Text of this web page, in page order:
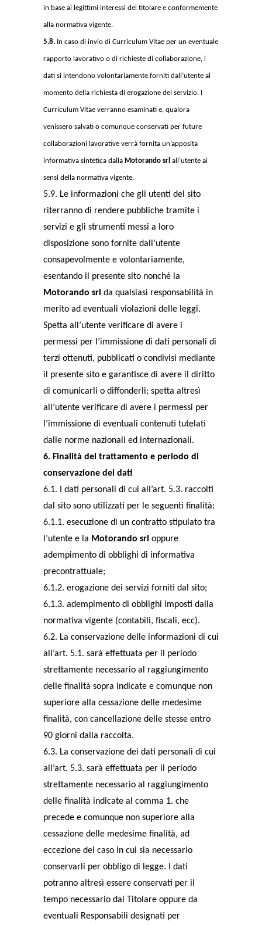
in base ai legittimi interessi del titolare e conformemente
alla normativa vigente.
5.8. In caso di invio di Curriculum Vitae per un eventuale
rapporto lavorativo o di richieste di collaborazione, i
dati si intendono volontariamente forniti dall’utente al
momento della richiesta di erogazione del servizio. I
Curriculum Vitae verranno esaminati e, qualora
venissero salvati o comunque conservati per future
collaborazioni lavorative verrà fornita un’apposita
informativa sintetica dalla Motorando srl all’utente ai
sensi della normativa vigente.
5.9. Le informazioni che gli utenti del sito
riterranno di rendere pubbliche tramite i
servizi e gli strumenti messi a loro
disposizione sono fornite dall’utente
consapevolmente e volontariamente,
esentando il presente sito nonché la
Motorando srl da qualsiasi responsabilità in
merito ad eventuali violazioni delle leggi.
Spetta all’utente verificare di avere i
permessi per l’immissione di dati personali di
terzi ottenuti, pubblicati o condivisi mediante
il presente sito e garantisce di avere il diritto
di comunicarli o diffonderli; spetta altresì
all’utente verificare di avere i permessi per
l’immissione di eventuali contenuti tutelati
dalle norme nazionali ed internazionali.
6. Finalità del trattamento e periodo di
conservazione dei dati
6.1. I dati personali di cui all’art. 5.3. raccolti
dal sito sono utilizzati per le seguenti finalità:
6.1.1. esecuzione di un contratto stipulato tra
l’utente e la Motorando srl oppure
adempimento di obblighi di informativa
precontrattuale;
6.1.2. erogazione dei servizi forniti dal sito;
6.1.3. adempimento di obblighi imposti dalla
normativa vigente (contabili, fiscali, ecc).
6.2. La conservazione delle informazioni di cui
all’art. 5.1. sarà effettuata per il periodo
strettamente necessario al raggiungimento
delle finalità sopra indicate e comunque non
superiore alla cessazione delle medesime
finalità, con cancellazione delle stesse entro
90 giorni dalla raccolta.
6.3. La conservazione dei dati personali di cui
all’art. 5.3. sarà effettuata per il periodo
strettamente necessario al raggiungimento
delle finalità indicate al comma 1. che
precede e comunque non superiore alla
cessazione delle medesime finalità, ad
eccezione del caso in cui sia necessario
conservarli per obbligo di legge. I dati
potranno altresì essere conservati per il
tempo necessario dal Titolare oppure da
eventuali Responsabili designati per